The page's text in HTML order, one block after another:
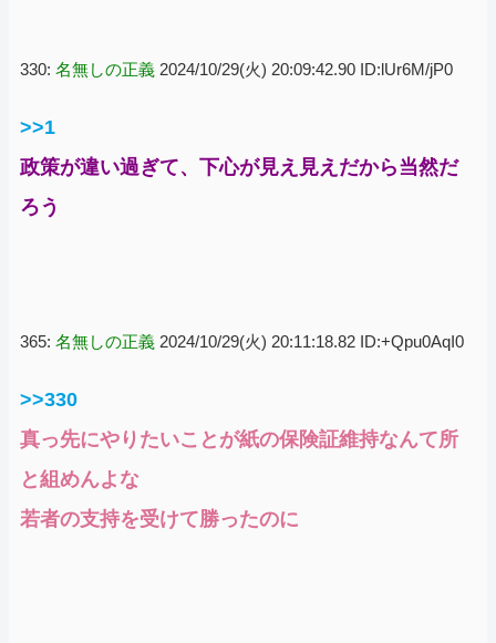
330: 名無しの正義 2024/10/29(火) 20:09:42.90 ID:lUr6M/jP0
>>1
政策が違い過ぎて、下心が見え見えだから当然だ
ろう
365: 名無しの正義 2024/10/29(火) 20:11:18.82 ID:+Qpu0AqI0
>>330
真っ先にやりたいことが紙の保険証維持なんて所
と組めんよな
若者の支持を受けて勝ったのに